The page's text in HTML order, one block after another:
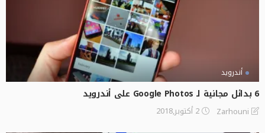
أندرويد
6 بدائل مجانية لـ Google Photos على أندرويد
Zarhouni 2 أكتوبر,2018